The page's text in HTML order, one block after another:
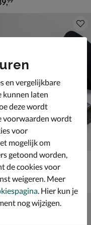
1460 Serena T
- zilver
99,99 vanaf € 62,99
v.a. 62,99
en vergelijkbare
kunnen laten
deze wordt
voorwaarden wordt
voor
mogelijk om
getoond worden,
de cookies voor
weigeren. Meer
. Hier kun je
nog wijzigen.